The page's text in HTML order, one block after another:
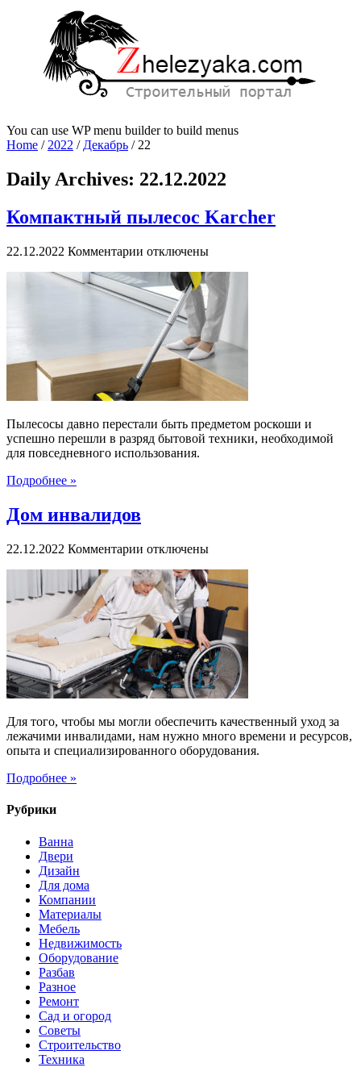
You can use WP menu builder to build menus
Home /2022 /Декабрь /22
Daily Archives: 22.12.2022
Компактный пылесос Karcher
22.12.2022 Комментарии к
Компактный
пылесос
Karcher
отключены
Пылесосы давно перестали быть предметом роскоши и
успешно перешли в разряд бытовой техники, необходимой
для повседневного использования.
Подробнее »
Дом инвалидов
22.12.2022 Комментарии к
Дом
инвалидов
отключены
Для того, чтобы мы могли обеспечить качественный уход за
лежачими инвалидами, нам нужно много времени и ресурсов,
опыта и специализированного оборудования.
Подробнее »
Рубрики
Ванна
Двери
Дизайн
Для дома
Компании
Материалы
Мебель
Недвижимость
Оборудование
Разбав
Разное
Ремонт
Сад и огород
Советы
Строительство
Техника